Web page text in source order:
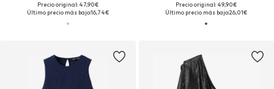
Precio original: 47,90€
Último precio más bajo:16,74€
Precio original: 49,90€
Último precio más bajo:26,01€